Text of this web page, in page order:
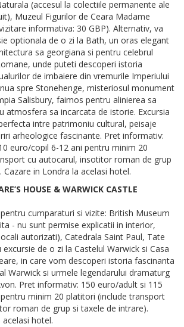
(accesul la colectiile permanente ale
Muzeul Figurilor de Ceara Madame
informativa: 30 GBP). Alternativ, va
optionala de o zi la Bath, un oras elegant
sa georgiana si pentru celebrul
unde puteti descoperi istoria
de imbaiere din vremurile Imperiului
spre Stonehenge, misteriosul monument
Salisbury, faimos pentru alinierea sa
atmosfera sa incarcata de istorie. Excursia
intre patrimoniu cultural, peisaje
arheologice fascinante. Pret informativ:
euro/copil 6-12 ani pentru minim 20
cu autocarul, insotitor roman de grup
Cazare in Londra la acelasi hotel.
HOUSE & WARWICK CASTLE
cumparaturi si vizite: British Museum
- nu sunt permise explicatii in interior,
autorizati), Catedrala Saint Paul, Tate
de o zi la Castelul Warwick si Casa
in care vom descoperi istoria fascinanta
Warwick si urmele legendarului dramaturg
Pret informativ: 150 euro/adult si 115
minim 20 platitori (include transport
roman de grup si taxele de intrare).
hotel.